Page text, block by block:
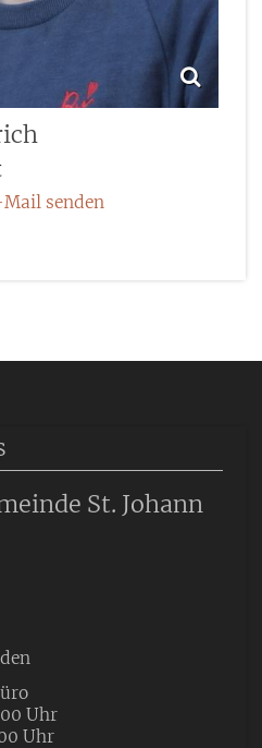
senden
St. Johann
Uhr
Uhr